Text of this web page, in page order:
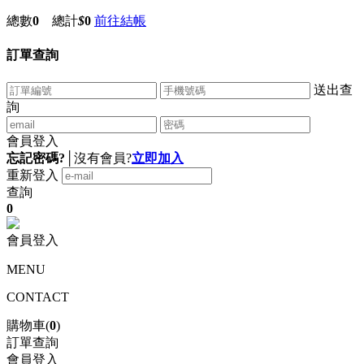
總數0 總計$0 前往結帳
訂單查詢
送出查
詢
會員登入
忘記密碼?
沒有會員?立即加入
重新登入
查詢
0
會員登入
MENU
CONTACT
購物車(0)
訂單查詢
會員登入